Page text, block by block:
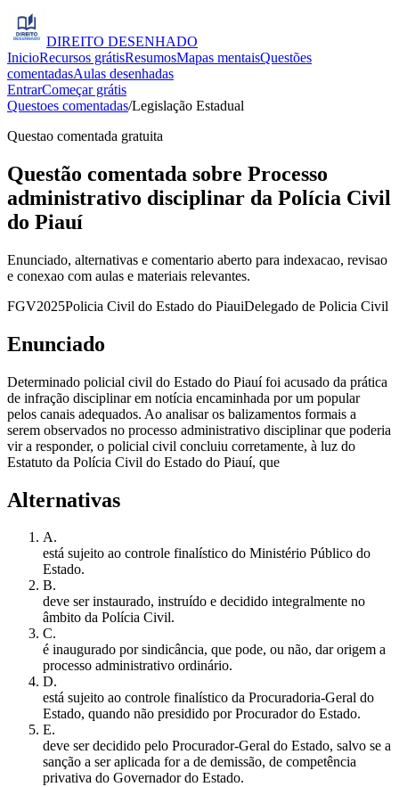
DIREITO DESENHADO
InicioRecursos grátisResumosMapas mentaisQuestões
comentadasAulas desenhadas
EntrarComeçar grátis
Questoes comentadas/Legislação Estadual
Questao comentada gratuita
Questão comentada sobre Processo
administrativo disciplinar da Polícia Civil
do Piauí
Enunciado, alternativas e comentario aberto para indexacao, revisao
e conexao com aulas e materiais relevantes.
FGV2025Policia Civil do Estado do PiauiDelegado de Policia Civil
Enunciado
Determinado policial civil do Estado do Piauí foi acusado da prática
de infração disciplinar em notícia encaminhada por um popular
pelos canais adequados. Ao analisar os balizamentos formais a
serem observados no processo administrativo disciplinar que poderia
vir a responder, o policial civil concluiu corretamente, à luz do
Estatuto da Polícia Civil do Estado do Piauí, que
Alternativas
A.
está sujeito ao controle finalístico do Ministério Público do
Estado.
B.
deve ser instaurado, instruído e decidido integralmente no
âmbito da Polícia Civil.
C.
é inaugurado por sindicância, que pode, ou não, dar origem a
processo administrativo ordinário.
D.
está sujeito ao controle finalístico da Procuradoria-Geral do
Estado, quando não presidido por Procurador do Estado.
E.
deve ser decidido pelo Procurador-Geral do Estado, salvo se a
sanção a ser aplicada for a de demissão, de competência
privativa do Governador do Estado.